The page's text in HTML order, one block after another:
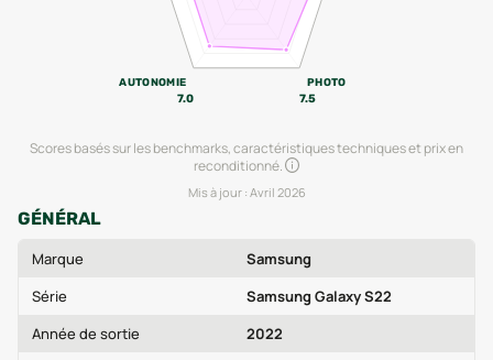
PHOTO
7.5
AUTONOMIE
7.0
Scores basés sur les benchmarks, caractéristiques techniques et prix en
reconditionné.
Mis à jour : Avril 2026
GÉNÉRAL
Marque
Samsung
Série
Samsung Galaxy S22
Année de sortie
2022